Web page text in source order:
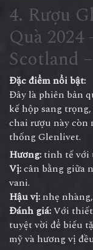
4. Rượu
Quà 2024
Scotland
Đặc điểm nổi bật:
Đây là phiên bản
kế hộp sang
chai rượu này còn
thống Glenlivet.
Hương:tinh tế với
Vị:cân bằng giữa
vani.
Hậu vị: nhẹ
Đánh giá:Với thiết
tuyệt vời để biếu
mỹ và hương vị